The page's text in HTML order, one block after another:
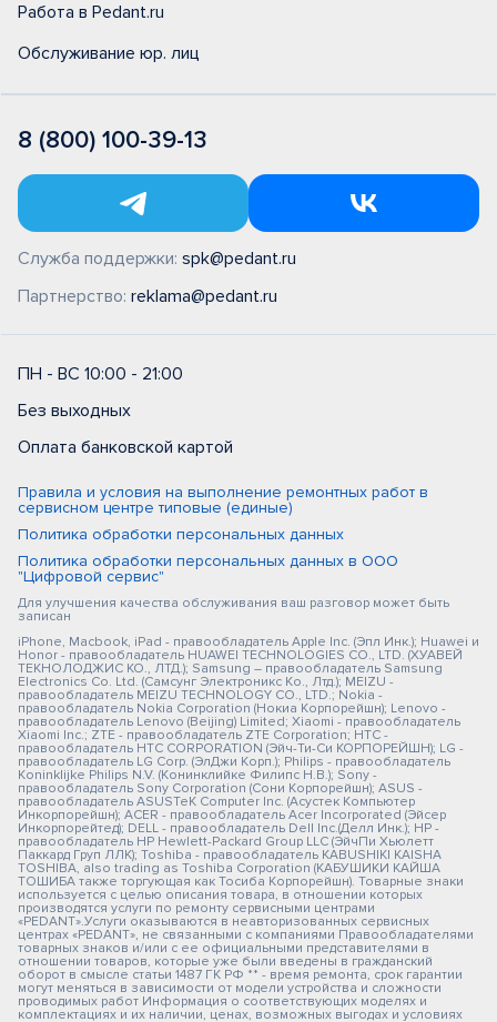
Работа в Pedant.ru
Обслуживание юр. лиц
8 (800) 100-39-13
Служба поддержки: spk@pedant.ru
Партнерство: reklama@pedant.ru
ПН - ВС 10:00 - 21:00
Без выходных
Оплата банковской картой
Правила и условия на выполнение ремонтных работ в
сервисном центре типовые (единые)
Политика обработки персональных данных
Политика обработки персональных данных в ООО
"Цифровой сервис"
Для улучшения качества обслуживания ваш разговор может быть
записан
iPhone, Macbook, iPad - правообладатель Apple Inc. (Эпл Инк.); Huawei и
Honor - правообладатель HUAWEI TECHNOLOGIES CO., LTD. (ХУАВЕЙ
ТЕКНОЛОДЖИС КО., ЛТД.); Samsung – правообладатель Samsung
Electronics Co. Ltd. (Самсунг Электроникс Ко., Лтд.); MEIZU -
правообладатель MEIZU TECHNOLOGY CO., LTD.; Nokia -
правообладатель Nokia Corporation (Нокиа Корпорейшн); Lenovo -
правообладатель Lenovo (Beijing) Limited; Xiaomi - правообладатель
Xiaomi Inc.; ZTE - правообладатель ZTE Corporation; HTC -
правообладатель HTC CORPORATION (Эйч-Ти-Си КОРПОРЕЙШН); LG -
правообладатель LG Corp. (ЭлДжи Корп.); Philips - правообладатель
Koninklijke Philips N.V. (Конинклийке Филипс Н.В.); Sony -
правообладатель Sony Corporation (Сони Корпорейшн); ASUS -
правообладатель ASUSTeK Computer Inc. (Асустек Компьютер
Инкорпорейшн); ACER - правообладатель Acer Incorporated (Эйсер
Инкорпорейтед); DELL - правообладатель Dell Inc.(Делл Инк.); HP -
правообладатель HP Hewlett-Packard Group LLC (ЭйчПи Хьюлетт
Паккард Груп ЛЛК); Toshiba - правообладатель KABUSHIKI KAISHA
TOSHIBA, also trading as Toshiba Corporation (КАБУШИКИ КАЙША
ТОШИБА также торгующая как Тосиба Корпорейшн). Товарные знаки
используется с целью описания товара, в отношении которых
производятся услуги по ремонту сервисными центрами
«PEDANT».Услуги оказываются в неавторизованных сервисных
центрах «PEDANT», не связанными с компаниями Правообладателями
товарных знаков и/или с ее официальными представителями в
отношении товаров, которые уже были введены в гражданский
оборот в смысле статьи 1487 ГК РФ ** - время ремонта, срок гарантии
могут меняться в зависимости от модели устройства и сложности
проводимых работ Информация о соответствующих моделях и
комплектациях и их наличии, ценах, возможных выгодах и условиях